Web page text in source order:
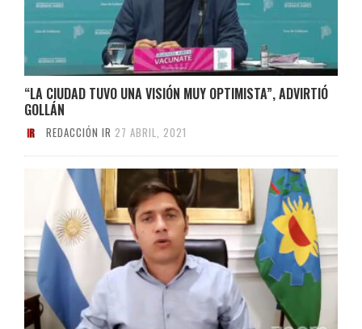
“LA CIUDAD TUVO UNA VISIÓN MUY OPTIMISTA”, ADVIRTIÓ
GOLLÁN
REDACCIÓN IR 27 ABRIL, 2021